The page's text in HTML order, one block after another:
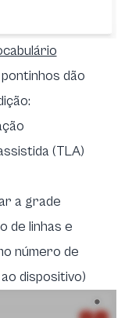
dão
(TLA)
a grade
de linhas e
número de
dispositivo)